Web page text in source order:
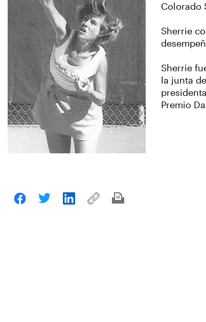
Colorado
Sherrie
Sherrie
la junta
Premio